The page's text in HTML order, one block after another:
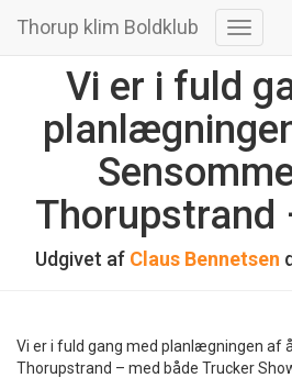
Thorup klim Boldklub
Skift
Vi er i fuld
Thorupstrand
Udgivet af Claus Bennetsen
Vi er i fuld gang med planlægningen af
Thorupstrand – med både Trucker